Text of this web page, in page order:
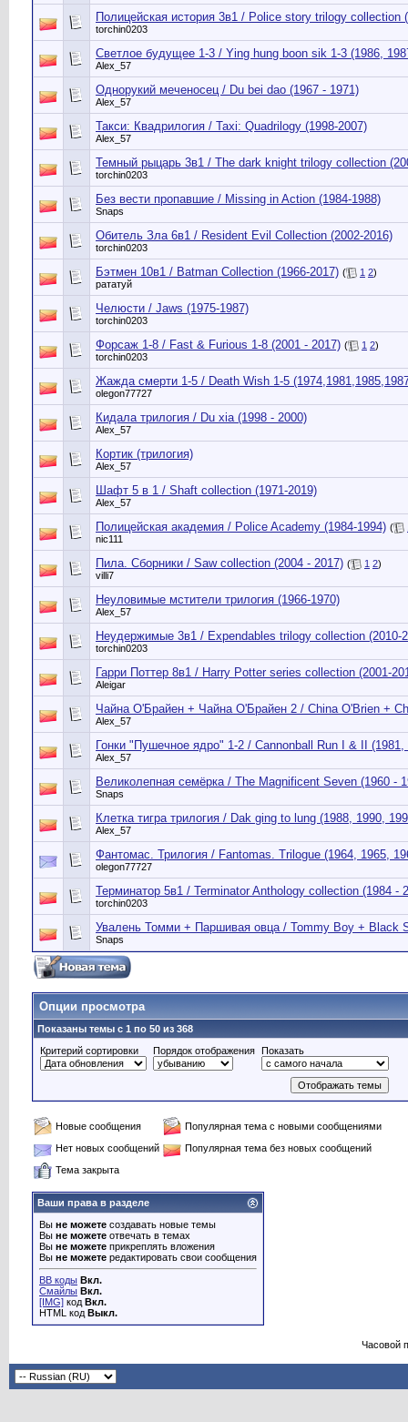
Полицейская история 3в1 / Police story trilogy collection
torchin0203
Светлое будущее 1-3 / Ying hung boon sik 1-3 (1986,
Alex_57
Однорукий меченосец / Du bei dao (1967 - 1971)
Alex_57
Такси: Квадрилогия / Taxi: Quadrilogy (1998-2007)
Alex_57
Темный рыцарь 3в1 / The dark knight trilogy collection
torchin0203
Без вести пропавшие / Missing in Action (1984-1988)
Snaps
Обитель Зла 6в1 / Resident Evil Collection (2002-2016)
torchin0203
Бэтмен 10в1 / Batman Collection (1966-2017) ( 1 2)
рататуй
Челюсти / Jaws (1975-1987)
torchin0203
Форсаж 1-8 / Fast & Furious 1-8 (2001 - 2017) ( 1 2)
torchin0203
Жажда смерти 1-5 / Death Wish 1-5
olegon77727
Кидала трилогия / Du xia (1998 - 2000)
Alex_57
Кортик (трилогия)
Alex_57
Шафт 5 в 1 / Shaft collection (1971-2019)
Alex_57
Полицейская академия / Police Academy (1984-1994) (
nic111
Пила. Сборники / Saw collection (2004 - 2017) ( 1 2)
villi7
Неуловимые мстители трилогия (1966-1970)
Alex_57
Неудержимые 3в1 / Expendables trilogy collection (2010-
torchin0203
Гарри Поттер 8в1 / Harry Potter series collection (2001-
Aleigar
Чайна О'Брайен + Чайна О'Брайен 2 / China O'Brien +
Alex_57
Гонки "Пушечное ядро" 1-2 / Cannonball Run I & II (1981,
Alex_57
Великолепная семёрка / The Magnificent Seven (1960 -
Snaps
Клетка тигра трилогия / Dak ging to lung (1988, 1990,
Alex_57
Фантомас. Трилогия / Fantomas. Trilogue (1964, 1965,
olegon77727
Терминатор 5в1 / Terminator Anthology collection (1984 -
torchin0203
Увалень Томми + Паршивая овца / Tommy Boy + Black
Snaps
Опции просмотра
Показаны темы с 1 по 50 из 368
Критерий сортировки
Порядок отображения Показать
Новые сообщения
Популярная тема с новыми сообщениями
Нет новых сообщений
Популярная тема без новых сообщений
Тема закрыта
Ваши права в разделе
Вы не можете создавать новые темы
Вы не можете отвечать в темах
Вы не можете прикреплять вложения
Вы не можете редактировать свои сообщения
BB коды Вкл.
Смайлы Вкл.
[IMG] код Вкл.
HTML код Выкл.
Часовой